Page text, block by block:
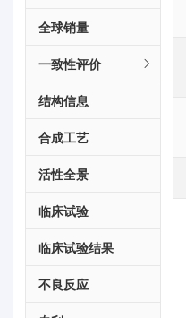
全球销量
一致性评价
结构信息
合成工艺
活性全景
临床试验
临床试验结果
不良反应